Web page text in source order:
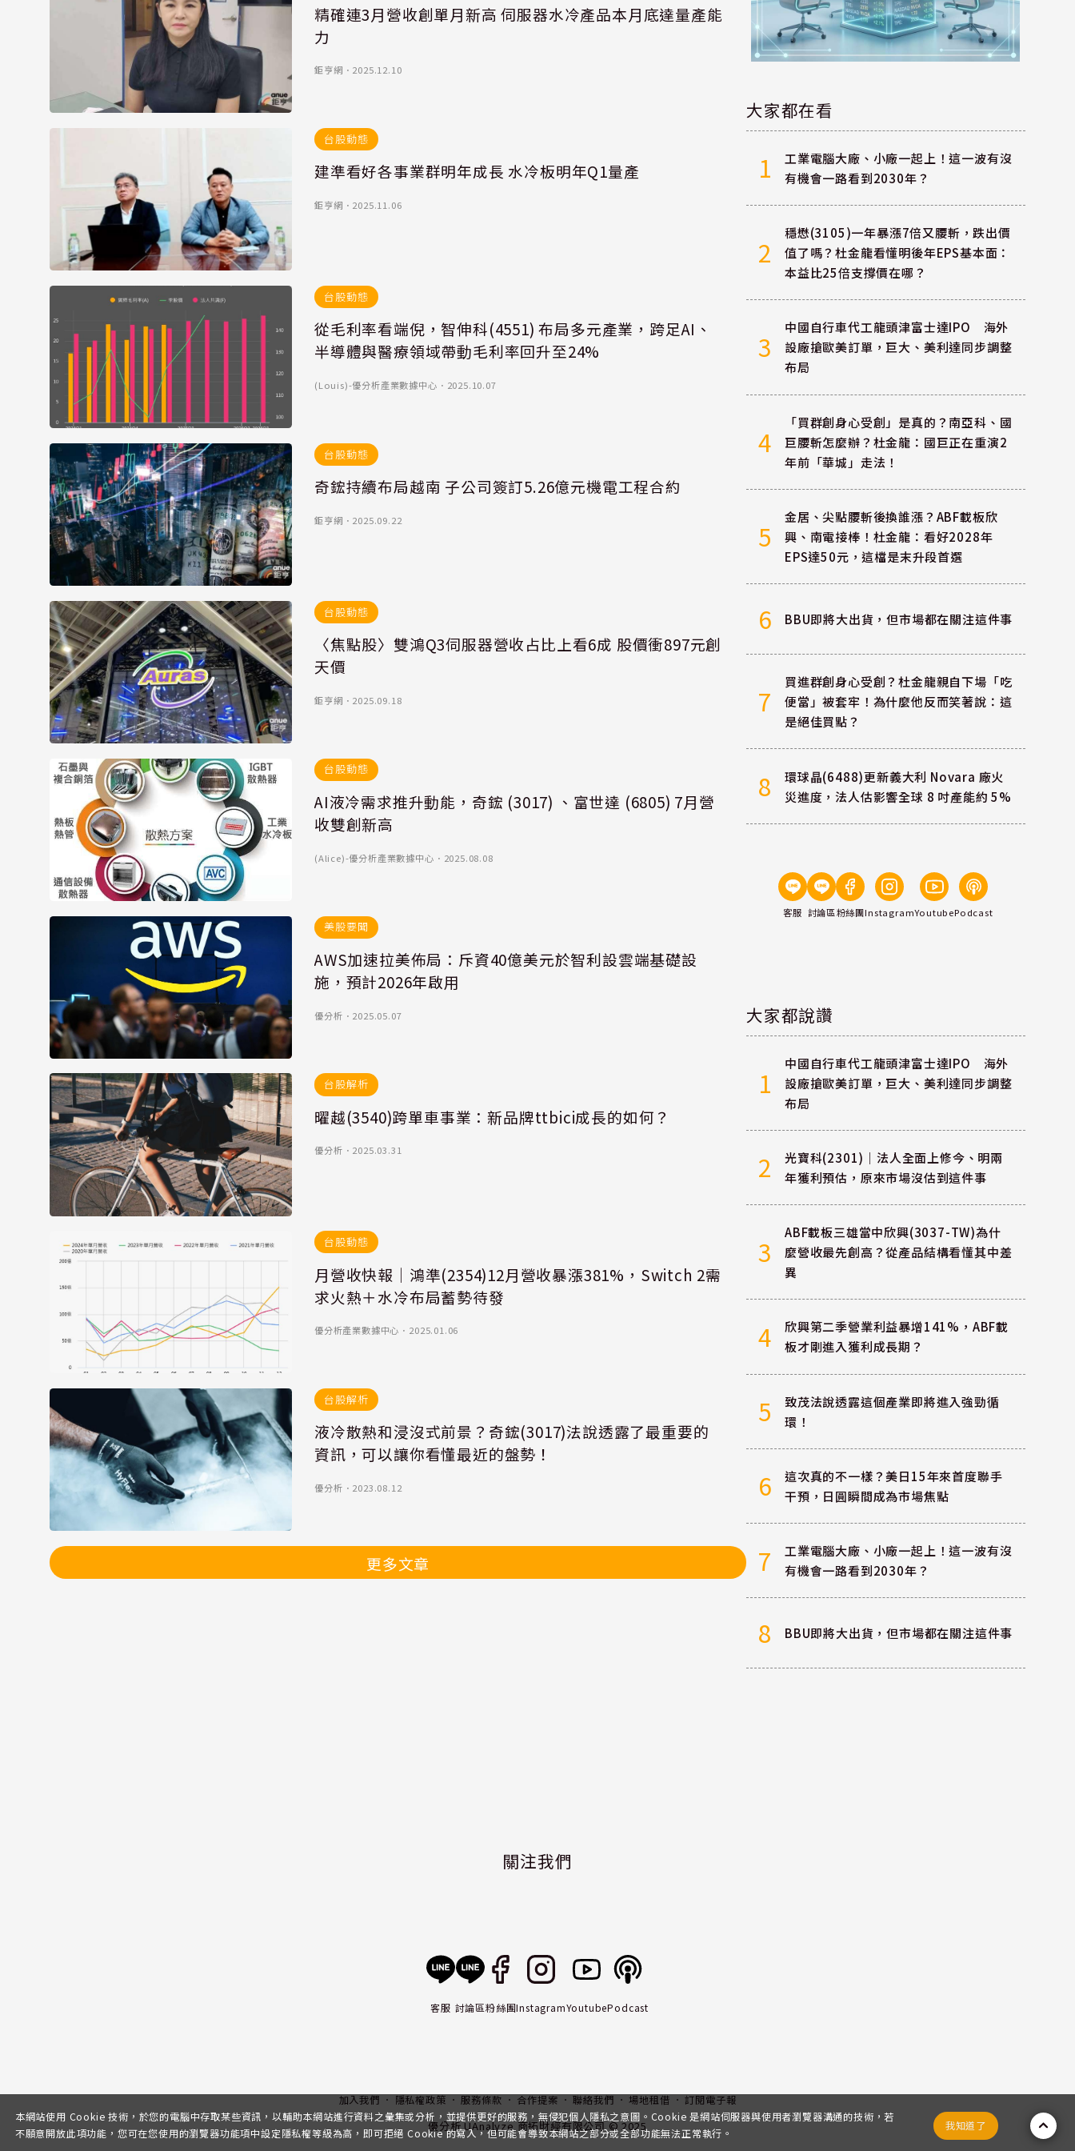
精確連3月營收創單月新高 伺服器水冷產品本月底達量產能
力
鉅亨網 ． 2025.12.10
台股動態
建準看好各事業群明年成長 水冷板明年Q1量產
鉅亨網 ． 2025.11.06
台股動態
從毛利率看端倪，智伸科(4551) 布局多元產業，跨足AI、
半導體與醫療領域帶動毛利率回升至24%
(Louis)-優分析產業數據中心 ． 2025.10.07
台股動態
奇鋐持續布局越南 子公司簽訂5.26億元機電工程合約
鉅亨網 ． 2025.09.22
台股動態
〈焦點股〉雙鴻Q3伺服器營收占比上看6成 股價衝897元創
天價
鉅亨網 ． 2025.09.18
台股動態
AI液冷需求推升動能，奇鋐 (3017) 、富世達 (6805) 7月營
收雙創新高
(Alice)-優分析產業數據中心 ． 2025.08.08
美股要聞
AWS加速拉美佈局：斥資40億美元於智利設雲端基礎設
施，預計2026年啟用
優分析 ． 2025.05.07
台股解析
曜越(3540)跨單車事業：新品牌ttbici成長的如何？
優分析 ． 2025.03.31
台股動態
月營收快報｜鴻準(2354)12月營收暴漲381%，Switch 2需
求火熱＋水冷布局蓄勢待發
優分析產業數據中心 ． 2025.01.06
台股解析
液冷散熱和浸沒式前景？奇鋐(3017)法說透露了最重要的
資訊，可以讓你看懂最近的盤勢！
優分析 ． 2023.08.12
更多文章
大家都在看
1
工業電腦大廠、小廠一起上！這一波有沒
有機會一路看到2030年？
2
穩懋(3105)一年暴漲7倍又腰斬，跌出價
值了嗎？杜金龍看懂明後年EPS基本面：
本益比25倍支撐價在哪？
3
中國自行車代工龍頭津富士達IPO 海外
設廠搶歐美訂單，巨大、美利達同步調整
布局
4
「買群創身心受創」是真的？南亞科、國
巨腰斬怎麼辦？杜金龍：國巨正在重演2
年前「華城」走法！
5
金居、尖點腰斬後換誰漲？ABF載板欣
興、南電接棒！杜金龍：看好2028年
EPS達50元，這檔是末升段首選
6 BBU即將大出貨，但市場都在關注這件事
7
買進群創身心受創？杜金龍親自下場「吃
便當」被套牢！為什麼他反而笑著說：這
是絕佳買點？
8
環球晶(6488)更新義大利 Novara 廠火
災進度，法人估影響全球 8 吋產能約 5%
客服 討論區粉絲團InstagramYoutubePodcast
大家都說讚
1
中國自行車代工龍頭津富士達IPO 海外
設廠搶歐美訂單，巨大、美利達同步調整
布局
2
光寶科(2301)｜法人全面上修今、明兩
年獲利預估，原來市場沒估到這件事
3
ABF載板三雄當中欣興(3037-TW)為什
麼營收最先創高？從產品結構看懂其中差
異
4
欣興第二季營業利益暴增141%，ABF載
板才剛進入獲利成長期？
5
致茂法說透露這個產業即將進入強勁循
環！
6
這次真的不一樣？美日15年來首度聯手
干預，日圓瞬間成為市場焦點
7
工業電腦大廠、小廠一起上！這一波有沒
有機會一路看到2030年？
8 BBU即將大出貨，但市場都在關注這件事
關注我們
客服 討論區粉絲團InstagramYoutubePodcast
加入我們 隱私權政策 服務條款 合作提案 聯絡我們 場地租借 訂閱電子報
優分析 UAnalyze 商拓財經有限公司 © 2025
本網站使用 Cookie 技術，於您的電腦中存取某些資訊，以輔助本網站進行資料之彙集或分析，並提供更好的服務，無侵犯個人隱私之意圖。Cookie 是網站伺服器與使用者瀏覽器溝通的技術，若
不願意開放此項功能，您可在您使用的瀏覽器功能項中設定隱私權等級為高，即可拒絕 Cookie 的寫入，但可能會導致本網站之部分或全部功能無法正常執行。
我知道了